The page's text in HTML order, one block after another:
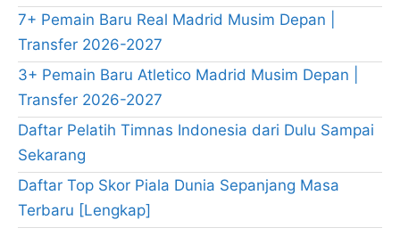
7+ Pemain Baru Real Madrid Musim Depan |
Transfer 2026-2027
3+ Pemain Baru Atletico Madrid Musim Depan |
Transfer 2026-2027
Daftar Pelatih Timnas Indonesia dari Dulu Sampai
Sekarang
Daftar Top Skor Piala Dunia Sepanjang Masa
Terbaru [Lengkap]